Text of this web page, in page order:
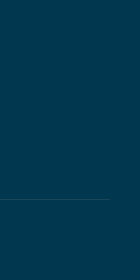
i nytt fönster.